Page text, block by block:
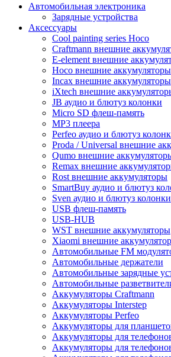
Автомобильная электроника
Зарядные устройства
Аксессуары
Cool painting series Hoco
Craftmann внешние
E-element внешние
Hoco внешние аккумуляторы
Incax внешние аккумуляторы
iXtech внешние
JB аудио и блютуз колонки
Micro SD флеш-память
MP3 плеера
Perfeo аудио и блютуз
Proda / Universal внешние
Qumo внешние
Remax внешние
Rost внешние аккумуляторы
SmartBuy аудио и блютуз
Sven аудио и блютуз колонки
USB флеш-память
USB-HUB
WST внешние аккумуляторы
Xiaomi внешние
Автомобильные FM
Автомобильные держатели
Автомобильные зарядные
Автомобильные
Аккумуляторы Craftmann
Аккумуляторы Interstep
Аккумуляторы Perfeo
Аккумуляторы для
Аккумуляторы для
Аккумуляторы для